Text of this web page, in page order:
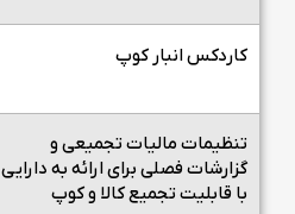
کاردکس انبار کوپ
تنظیمات مالیات تجمیعی و
گزارشات فصلی برای ارائه به دارایی
با قابلیت تجمیع کالا و کوپ